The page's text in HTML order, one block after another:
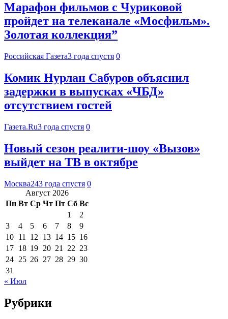
Марафон фильмов с Чуриковой
пройдет на телеканале «Мосфильм».
Золотая коллекция”
Российская Газета3 года спустя 0
Комик Нурлан Сабуров объяснил
задержки в выпусках «ЧБД»
отсутствием гостей
Газета.Ru3 года спустя 0
Новый сезон реалити-шоу «Вызов»
выйдет на ТВ в октябре
Москва243 года спустя 0
Август 2026
Пн Вт Ср Чт Пт Сб Вс
1
2
3
4 5 6 7 8
9
10 11 12 13 14 15 16
17 18 19 20 21 22 23
24 25 26 27 28 29 30
31
« Июл
Рубрики